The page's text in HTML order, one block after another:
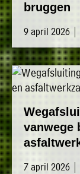
bruggen
9 april 2026 |
vanwege
7 april 2026 |